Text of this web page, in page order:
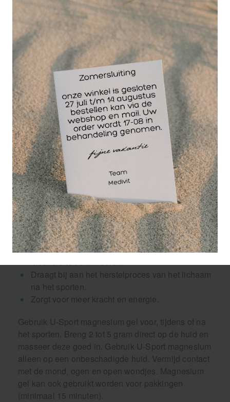
zij meer transpireren en een snellere spijsvertering
hebben. De behoefte aan een magnesium
preparaat van een sporters is al gauw 10 tot 20%
meer dan die van een niet-sporter.
Spiervermoeidheid, spierkrampen en stijve spieren
zijn vaak klachten die te verwijten zijn aan een
magnesium tekort.
U-Sport Magnesium Care Gel ondersteunt het
herstel van deze (sportgerelateerde) klachten. U-
Sport magnesium gel bevat namelijk een hoge
concentratie magnesiumchloride van wel 30%.
Voordelen Magnesium Muscle Care Gel
Bevordert de werking van spieren en botten.
Vermindering van spiervermoeidheid en de kans
op spierkramp tijdens het sporten.
Vermindert vermoeide spieren, spierkrampen en
spierpijn na het sporten.
Stimuleert de energiestofwisseling en helpt
Draagt bij aan het herstelproces van het lichaam
na het sporten.
Zorgt voor meer kracht en energie.
Gebruik U-Sport magnesium gel voor, tijdens of na
het sporten. Breng 2 tot 5 gram direct op de huid en
masseer deze goed in. Gebruik U-Sport magnesium
alleen op een onbeschadigde huid. Vermijd contact
met de mond, ogen en open wondjes. Magnesium
gel kan ook gebruikt worden voor pakkingen
(minimaal 15 minuten).